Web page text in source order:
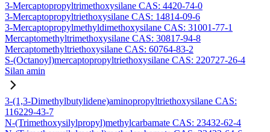
3-Mercaptopropyltrimethoxysilane CAS: 4420-74-0
3-Mercaptopropyltriethoxysilane CAS: 14814-09-6
3-Mercaptopropylmethyldimethoxysilane CAS: 31001-77-1
Mercaptomethyltrimethoxysilane CAS: 30817-94-8
Mercaptomethyltriethoxysilane CAS: 60764-83-2
S-(Octanoyl)mercaptopropyltriethoxysilane CAS: 220727-26-4
Silan amin
3-(1,3-Dimethylbutylidene)aminopropyltriethoxysilane CAS:
116229-43-7
N-(Trimethoxysilylpropyl)methylcarbamate CAS: 23432-62-4